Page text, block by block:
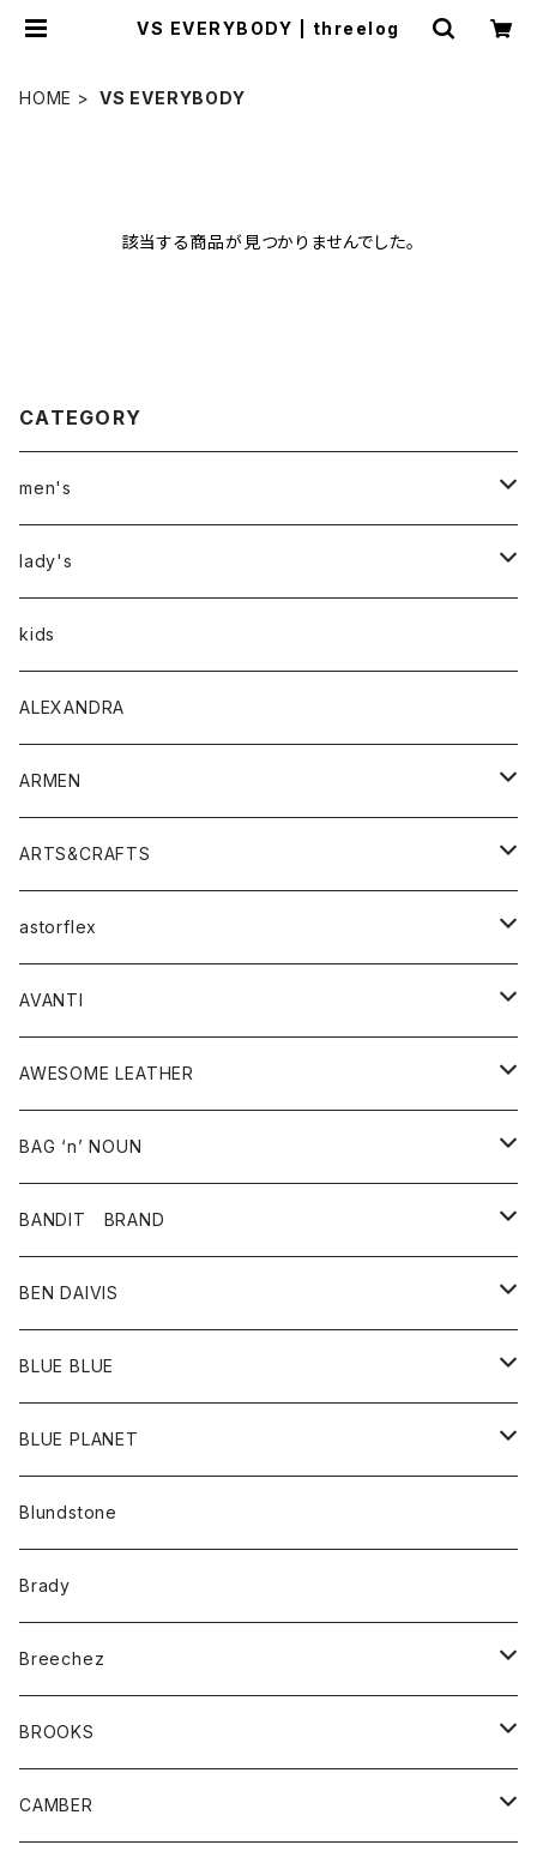
VS EVERYBODY | threelog
HOME VS EVERYBODY
該当する商品が見つかりませんでした。
CATEGORY
men's
アウター
トップス
Tシャツ
シャツ
ボトムス
lady's
アウター
トップス
Tシャツ・カットソー
シャツ・ブラウス
ボトムス
パンツ
スカート
ワンピース・オールインワン
バッグ
シューズ
アクセサリー
その他雑貨
kids
ALEXANDRA
ARMEN
アウター
コート
ジャケット
トップス
ベスト
シャツ
ワンピース
ボトム
スカート
パンツ
グッズ
靴
ARTS&CRAFTS
アクセサリー
ウォレット
バッグ
astorflex
グッズ
靴
AVANTI
シャツ
AWESOME LEATHER
アウター
革ジャケット
BAG ‘n’ NOUN
アクセサリー
バッグ
ポーチ
BANDIT BRAND
トップス
Ｔシャツ
BEN DAIVIS
ポトム
パンツ
BLUE BLUE
アウター
カーディガン
コート
アクセサリー
バッグ
ベルト
キッズ
Tシャツ
グッズ
アンダーウェアー
カードホルダー
トップス
カーディガン
ボトム
BLUE PLANET
サングラス
Blundstone
Brady
Breechez
シャツ
BROOKS
グッズ
CAMBER